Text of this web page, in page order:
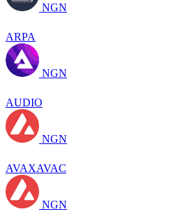
NGN
ARPA
NGN
AUDIO
NGN
AVAXAVAC
NGN